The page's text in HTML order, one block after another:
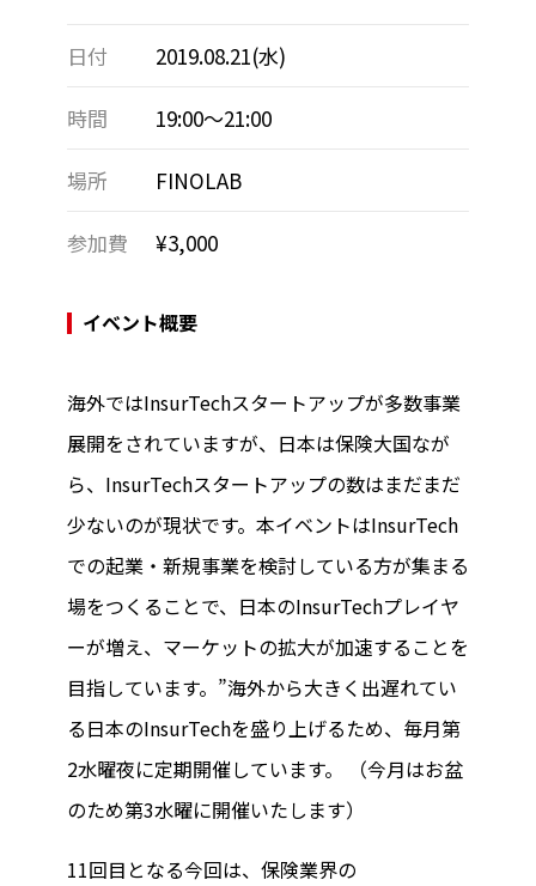
日付 2019.08.21(水)
時間 19:00～21:00
場所 FINOLAB
参加費 ¥3,000
イベント概要
海外ではInsurTechスタートアップが多数事業
展開をされていますが、日本は保険大国なが
ら、InsurTechスタートアップの数はまだまだ
少ないのが現状です。本イベントはInsurTech
での起業・新規事業を検討している方が集まる
場をつくることで、日本のInsurTechプレイヤ
ーが増え、マーケットの拡大が加速することを
目指しています。”海外から大きく出遅れてい
る日本のInsurTechを盛り上げるため、毎月第
2水曜夜に定期開催しています。 （今月はお盆
のため第3水曜に開催いたします）
11回目となる今回は、保険業界の